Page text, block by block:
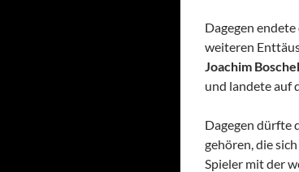
Dagegen
weiteren
Joachim
und landete auf
Dagegen dürfte
gehören, die
Spieler mit der